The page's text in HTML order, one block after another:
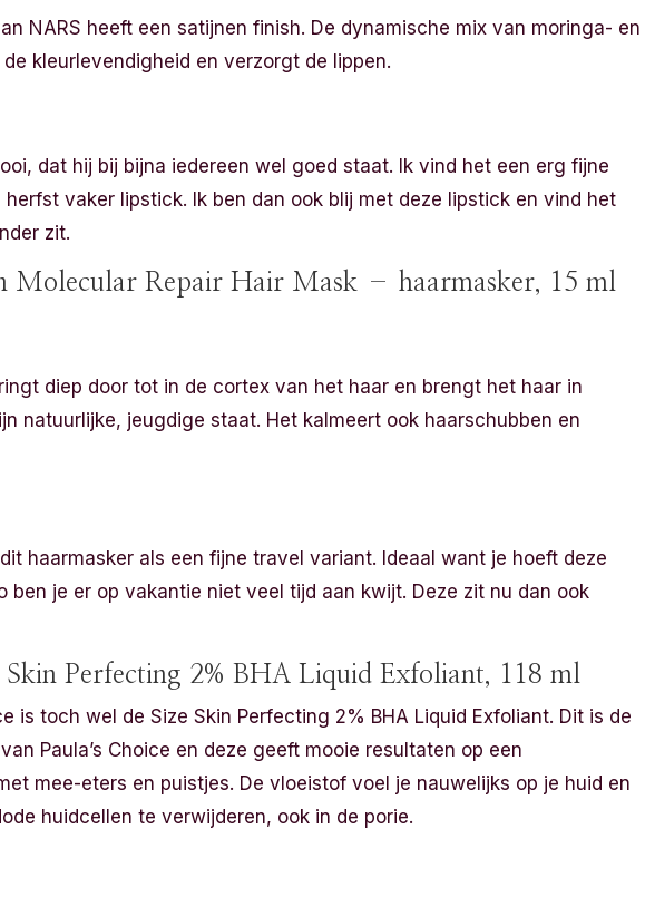
NARS heeft een satijnen finish. De dynamische mix van moringa- en
kleurlevendigheid en verzorgt de lippen.
dat hij bij bijna iedereen wel goed staat. Ik vind het een erg fijne
vaker lipstick. Ik ben dan ook blij met deze lipstick en vind het
zit.
Molecular Repair Hair Mask – haarmasker, 15 ml
diep door tot in de cortex van het haar en brengt het haar in
natuurlijke, jeugdige staat. Het kalmeert ook haarschubben en
haarmasker als een fijne travel variant. Ideaal want je hoeft deze
ben je er op vakantie niet veel tijd aan kwijt. Deze zit nu dan ook
Skin Perfecting 2% BHA Liquid Exfoliant, 118 ml
is toch wel de Size Skin Perfecting 2% BHA Liquid Exfoliant. Dit is de
Paula’s Choice en deze geeft mooie resultaten op een
mee-eters en puistjes. De vloeistof voel je nauwelijks op je huid en
huidcellen te verwijderen, ook in de porie.